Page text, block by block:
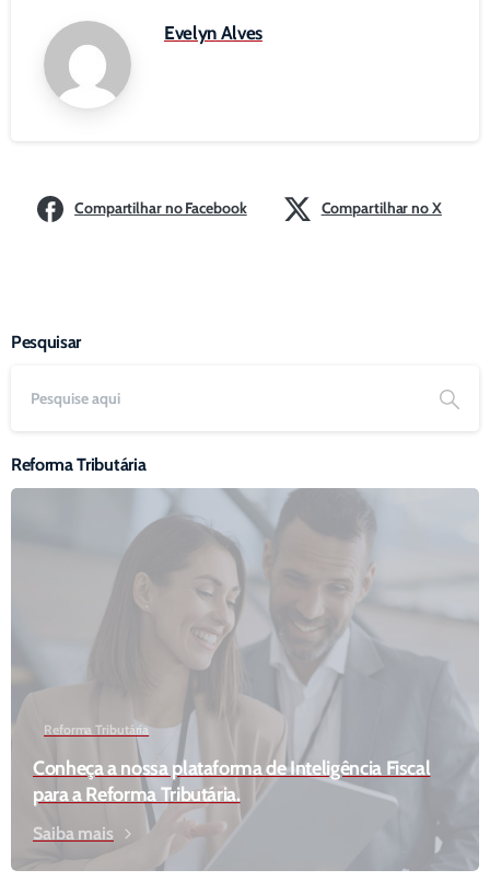
Evelyn Alves
Compartilhar no Facebook Compartilhar no X
Pesquisar
Reforma Tributária
Reforma Tributária
Conheça a nossa plataforma de Inteligência Fiscal
para a Reforma Tributária.
Saiba mais